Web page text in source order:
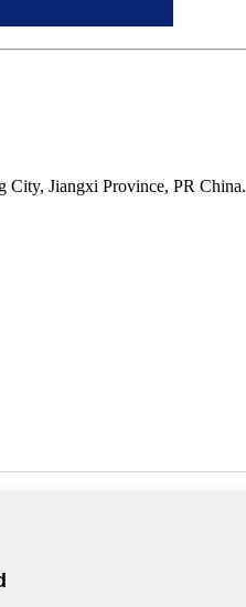
City, Jiangxi Province, PR China.